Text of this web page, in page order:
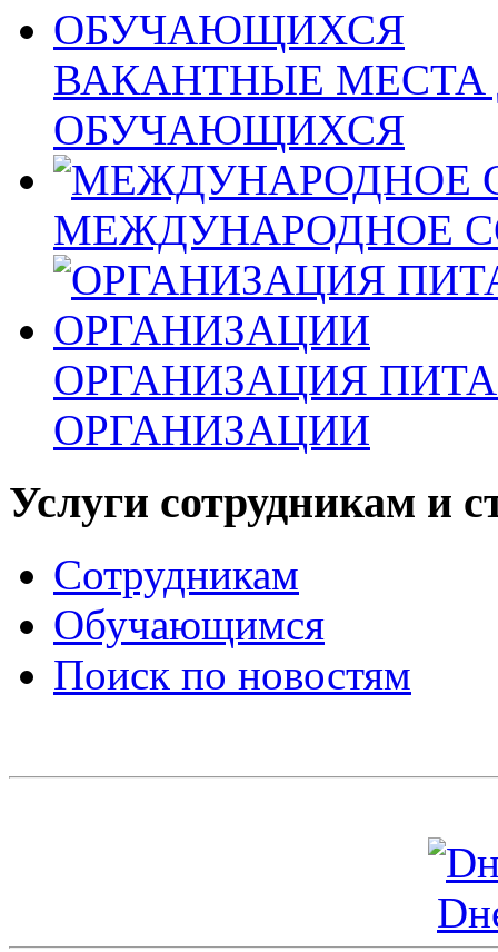
ВАКАНТНЫЕ МЕСТА
ОБУЧАЮЩИХСЯ
МЕЖДУНАРОДНОЕ
ОРГАНИЗАЦИЯ
ОРГАНИЗАЦИИ
Услуги сотрудникам и
Сотрудникам
Обучающимся
Поиск по новостям